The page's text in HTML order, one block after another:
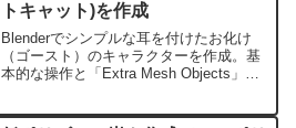
トキャット)を作成
Blenderでシンプルな耳を付けたお化け
（ゴースト）のキャラクターを作成。基
本的な操作と「Extra Mesh Objects」と